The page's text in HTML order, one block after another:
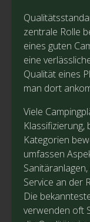
zentrale Rolle
eines guten
eine
Qualität eines
man dort
Viele
Klassifizierung,
Kategorien
umfassen
Service an der
Die
verwenden oft